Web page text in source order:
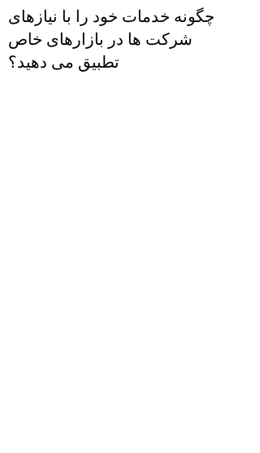
چگونه خدمات خود را با نیازهای
شرکت ها در بازارهای خاص
تطبیق می دهید؟